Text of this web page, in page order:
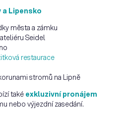
Lipensko
města a zámku
Seidel
restaurace
stromů na Lipně
také exkluzivní pronájem
nebo výjezdní zasedání.